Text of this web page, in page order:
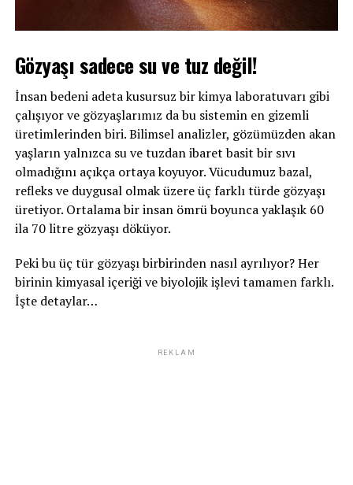
Gözyaşı sadece su ve tuz değil!
İnsan bedeni adeta kusursuz bir kimya laboratuvarı gibi
çalışıyor ve gözyaşlarımız da bu sistemin en gizemli
üretimlerinden biri. Bilimsel analizler, gözümüzden akan
yaşların yalnızca su ve tuzdan ibaret basit bir sıvı
olmadığını açıkça ortaya koyuyor. Vücudumuz bazal,
refleks ve duygusal olmak üzere üç farklı türde gözyaşı
üretiyor. Ortalama bir insan ömrü boyunca yaklaşık 60
ila 70 litre gözyaşı döküyor.
Peki bu üç tür gözyaşı birbirinden nasıl ayrılıyor? Her
birinin kimyasal içeriği ve biyolojik işlevi tamamen farklı.
İşte detaylar…
REKLAM